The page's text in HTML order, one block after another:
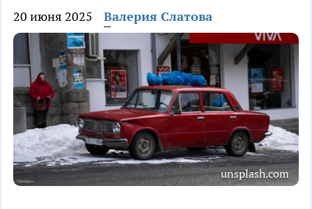
20 июня 2025 Валерия Слатова
unsplash.com